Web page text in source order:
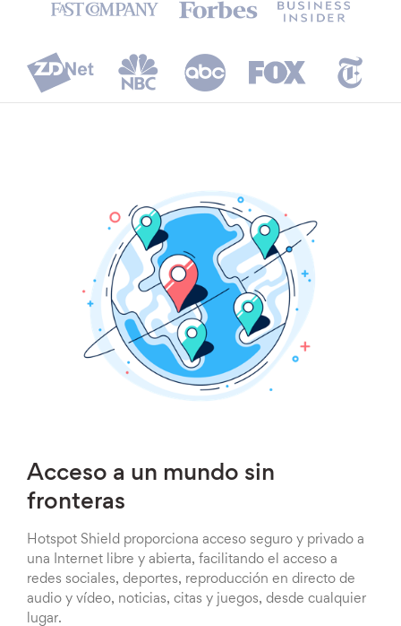
Acceso a un mundo sin
fronteras
Hotspot Shield proporciona acceso seguro y privado a
una Internet libre y abierta, facilitando el acceso a
redes sociales, deportes, reproducción en directo de
audio y vídeo, noticias, citas y juegos, desde cualquier
lugar.